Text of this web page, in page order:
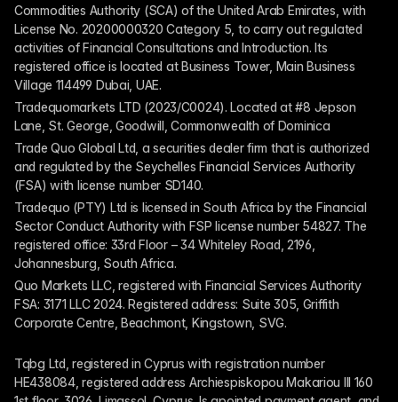
Commodities Authority (SCA) of the United Arab Emirates, with
License No. 20200000320 Category 5, to carry out regulated
activities of Financial Consultations and Introduction. Its
registered office is located at Business Tower, Main Business
Village 114499 Dubai, UAE.
Tradequomarkets LTD (2023/C0024). Located at #8 Jepson
Lane, St. George, Goodwill, Commonwealth of Dominica
Trade Quo Global Ltd, a securities dealer firm that is authorized
and regulated by the Seychelles Financial Services Authority
(FSA) with license number SD140.
Tradequo (PTY) Ltd is licensed in South Africa by the Financial
Sector Conduct Authority with FSP license number 54827. The
registered office: 33rd Floor – 34 Whiteley Road, 2196,
Johannesburg, South Africa.
Quo Markets LLC, registered with Financial Services Authority
FSA: 3171 LLC 2024. Registered address: Suite 305, Griffith
Corporate Centre, Beachmont, Kingstown, SVG.
Tqbg Ltd, registered in Cyprus with registration number
HE438084, registered address Archiespiskopou Makariou III 160